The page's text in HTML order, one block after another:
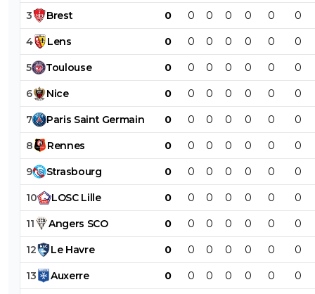
3 Brest 0 0 0 0 0 0 0
4 Lens 0 0 0 0 0 0 0
5 Toulouse 0 0 0 0 0 0 0
6 Nice 0 0 0 0 0 0 0
7 Paris Saint Germain 0 0 0 0 0 0 0
8 Rennes 0 0 0 0 0 0 0
9 Strasbourg 0 0 0 0 0 0 0
10 LOSC Lille 0 0 0 0 0 0 0
11 Angers SCO 0 0 0 0 0 0 0
12 Le Havre 0 0 0 0 0 0 0
13 Auxerre 0 0 0 0 0 0 0